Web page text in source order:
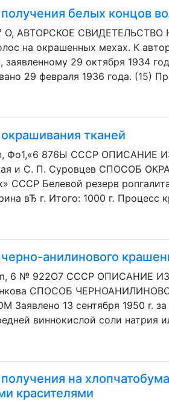
белых концов
О, АВТОРСКОЕ СВИДЕТЕЛЬСТВО
на окрашенных мехах. К
заявленному 29 октября 1934
29 февраля 1936 года. (15)
тканей
Фо1,«6 876Ы СССР ОПИСАНИЕ
и С. П. Суровцев СПОСОБ
СССР Белевой резерв
вЂ г. Итого: 1000 г.
анилинового
6 № 922О7 СССР ОПИСАНИЕ
СПОСОБ
Заявлено 13 сентября 1950 r.
виннокислой соли натрия
на
красителями